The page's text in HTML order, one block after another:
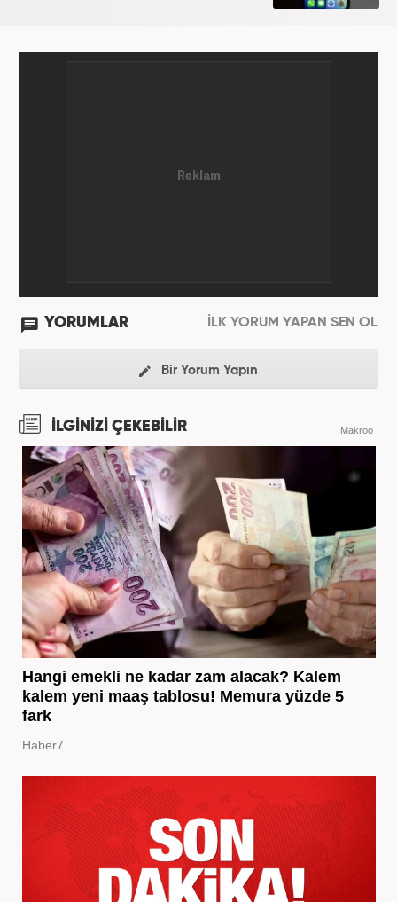
YORUMLAR İLK YORUM YAPAN SEN OL
Bir Yorum Yapın
İLGİNİZİ ÇEKEBİLİR Makroo
Hangi emekli ne kadar zam alacak? Kalem
kalem yeni maaş tablosu! Memura yüzde 5
fark
Haber7